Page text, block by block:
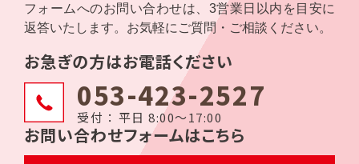
フォームへのお問い合わせは、3営業日以内を目安に
返答いたします。お気軽にご質問・ご相談ください。
お急ぎの方はお電話ください
053-423-2527
受付 ： 平日 8:00〜17:00
お問い合わせフォームはこちら